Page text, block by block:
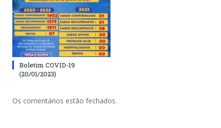
Boletim COVID-19
(20/01/2023)
Os comentários estão fechados.